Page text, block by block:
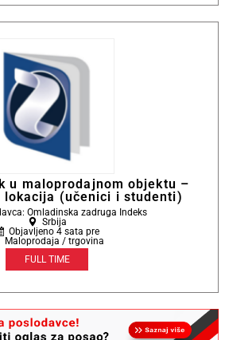
u maloprodajnom objektu –
lokacija (učenici i studenti)
Omladinska zadruga Indeks
Srbija
Objavljeno 4 sata pre
Maloprodaja / trgovina
FULL TIME